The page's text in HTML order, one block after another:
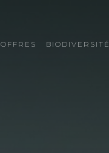
OFFRES BIODIVERSITÉ